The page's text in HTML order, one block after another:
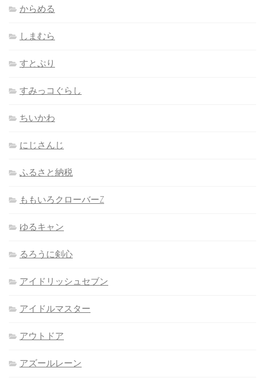
からめる
しまむら
すとぷり
すみっコぐらし
ちいかわ
にじさんじ
ふるさと納税
ももいろクローバーZ
ゆるキャン
るろうに剣心
アイドリッシュセブン
アイドルマスター
アウトドア
アズールレーン